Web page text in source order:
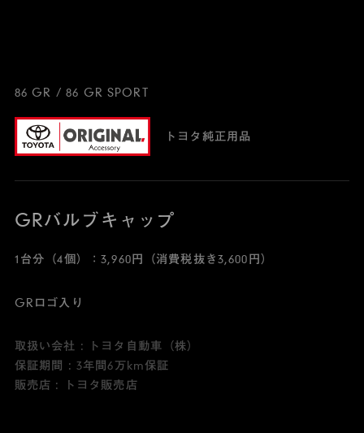
86 GR / 86 GR SPORT
トヨタ純正用品
GRバルブキャップ
1台分（4個）：3,960円（消費税抜き3,600円）
GRロゴ入り
取扱い会社 : トヨタ自動車（株）
保証期間 : 3年間6万km保証
販売店 : トヨタ販売店